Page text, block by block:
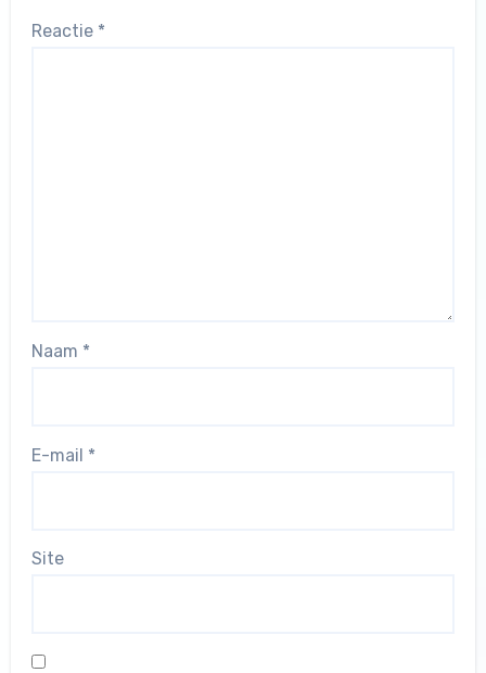
Reactie *
Naam *
E-mail *
Site